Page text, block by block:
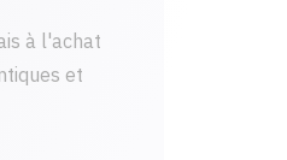
à l'achat
et